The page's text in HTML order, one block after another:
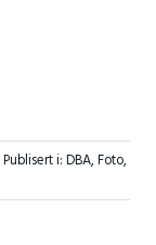
Publisert i:DBA,Foto,